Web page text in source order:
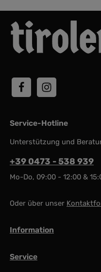
Service-Hotline
Unterstützung und
+39 0473 - 538 939
Mo-Do, 09:00 - 12:00 &
Oder über unser
Information
Service